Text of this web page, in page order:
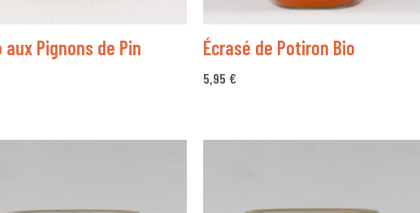
aux Pignons de Pin Écrasé de Potiron Bio
5,95€